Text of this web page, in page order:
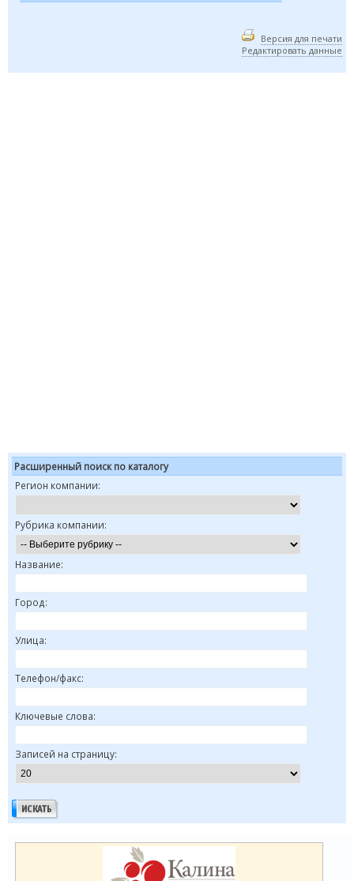
Версия для печати
Редактировать данные
Расширенный поиск по каталогу
Регион компании:
Рубрика компании:
Название:
Город:
Улица:
Телефон/факс:
Ключевые слова:
Записей на страницу: